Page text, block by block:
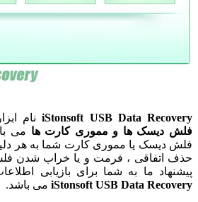
iStonsoft USB Dataنام ابزار
ها و مموری کارت هامی باشد ،
یا مموری کارت شما به هر دلیلی
، فرمت و یا خراب شدن فلش دیسک
ما به شما برای بازیابی اطلاعات
iStonsoft USB Dataمی باشد.